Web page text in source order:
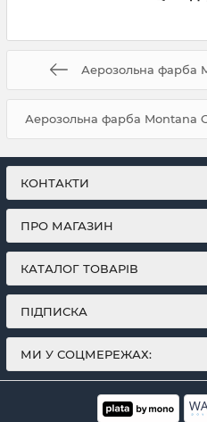
Аерозольна фарба
Аерозольна фарба Montana
КОНТАКТИ
ПРО МАГАЗИН
КАТАЛОГ ТОВАРІВ
ПІДПИСКА
МИ У СОЦМЕРЕЖАХ: